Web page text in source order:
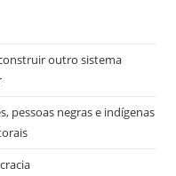
outro sistema
pessoas negras e indígenas